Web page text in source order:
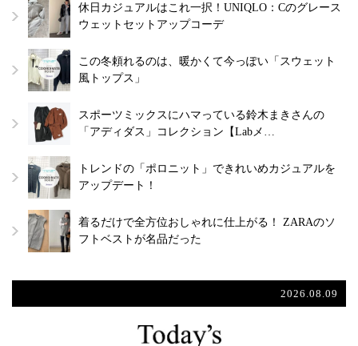
休日カジュアルはこれ一択！UNIQLO：Cのグレース
ウェットセットアップコーデ
この冬頼れるのは、暖かくて今っぽい「スウェット
風トップス」
スポーツミックスにハマっている鈴木まきさんの
「アディダス」コレクション【Labメ…
トレンドの「ポロニット」できれいめカジュアルを
アップデート！
着るだけで全方位おしゃれに仕上がる！ ZARAのソ
フトベストが名品だった
2026.08.09